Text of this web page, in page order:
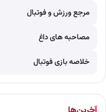
مرجع ورزش و فوتبال
مصاحبه های داغ
خلاصه بازی فوتبال